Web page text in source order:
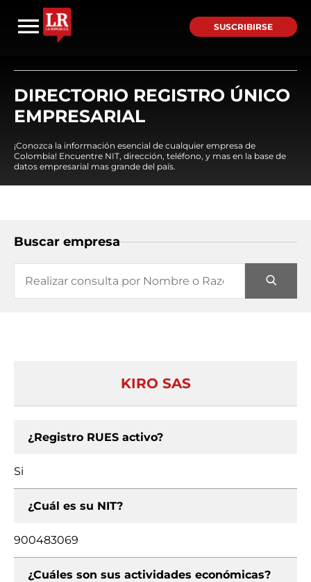
SUSCRIBIRSE
DIRECTORIO REGISTRO ÚNICO
EMPRESARIAL
¡Conozca la información esencial de cualquier empresa de
Colombia! Encuentre NIT, dirección, teléfono, y mas en la base de
datos empresarial mas grande del país.
Buscar empresa
KIRO SAS
¿Registro RUES activo?
Si
¿Cuál es su NIT?
900483069
¿Cuáles son sus actividades económicas?